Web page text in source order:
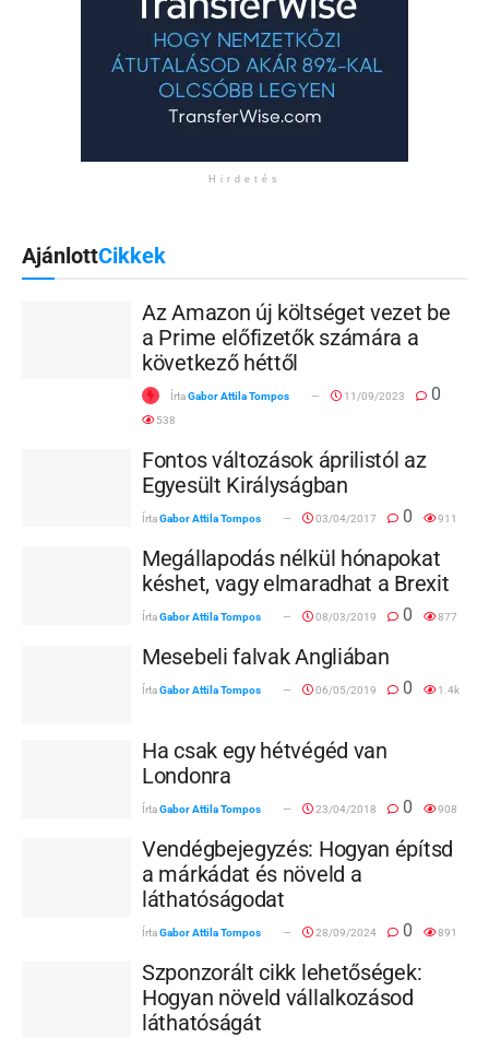
Hirdetés
AjánlottCikkek
Az Amazon új költséget vezet be
a Prime előfizetők számára a
következő héttől
ÍrtaGabor Attila Tompos 11/09/2023 0
538
Fontos változások áprilistól az
Egyesült Királyságban
ÍrtaGabor Attila Tompos 03/04/2017 0 911
Megállapodás nélkül hónapokat
késhet, vagy elmaradhat a Brexit
ÍrtaGabor Attila Tompos 08/03/2019 0 877
Mesebeli falvak Angliában
ÍrtaGabor Attila Tompos 06/05/2019 0 1.4k
Ha csak egy hétvégéd van
Londonra
ÍrtaGabor Attila Tompos 23/04/2018 0 908
Vendégbejegyzés: Hogyan építsd
a márkádat és növeld a
láthatóságodat
ÍrtaGabor Attila Tompos 28/09/2024 0 891
Szponzorált cikk lehetőségek:
Hogyan növeld vállalkozásod
láthatóságát